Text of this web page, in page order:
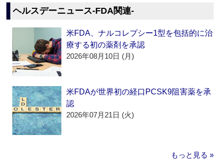
ヘルスデーニュース‐FDA関連‐
米FDA、ナルコレプシー1型を包括的に治
療する初の薬剤を承認
2026年08月10日 (月)
米FDAが世界初の経口PCSK9阻害薬を承
認
2026年07月21日 (火)
もっと見る »